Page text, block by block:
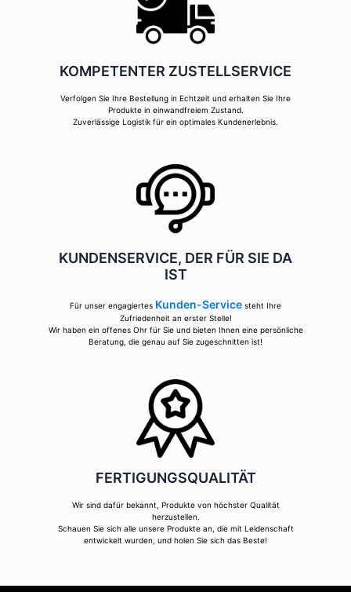
KOMPETENTER ZUSTELLSERVICE
Verfolgen Sie Ihre Bestellung in Echtzeit und erhalten Sie Ihre
Produkte in einwandfreiem Zustand.
Zuverlässige Logistik für ein optimales Kundenerlebnis.
KUNDENSERVICE, DER FÜR SIE DA
IST
Für unser engagiertes Kunden-Service steht Ihre
Zufriedenheit an erster Stelle!
Wir haben ein offenes Ohr für Sie und bieten Ihnen eine persönliche
Beratung, die genau auf Sie zugeschnitten ist!
FERTIGUNGSQUALITÄT
Wir sind dafür bekannt, Produkte von höchster Qualität
herzustellen.
Schauen Sie sich alle unsere Produkte an, die mit Leidenschaft
entwickelt wurden, und holen Sie sich das Beste!